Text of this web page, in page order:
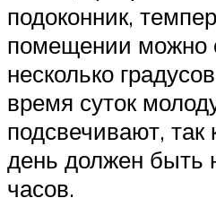
подоконник,
помещении можно
несколько
время суток
подсвечивают, так
день должен быть
часов.